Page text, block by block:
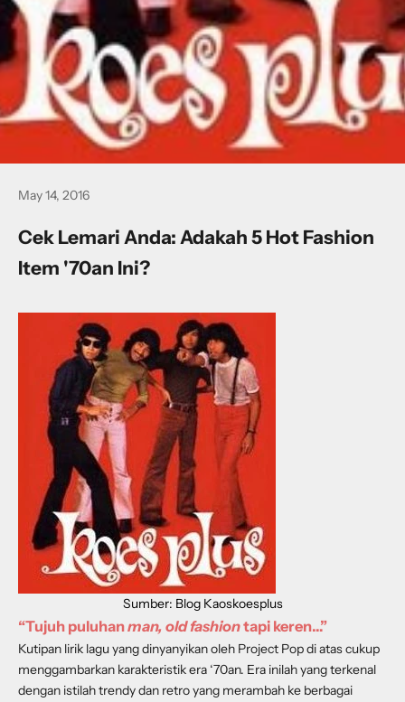
May 14, 2016
Cek Lemari Anda: Adakah 5 Hot Fashion
Item '70an Ini?
Sumber: Blog Kaoskoesplus
“Tujuh puluhanman, old fashiontapi keren…”
Kutipan lirik lagu yang dinyanyikan oleh Project Pop di atas cukup
menggambarkan karakteristik era ‘70an. Era inilah yang terkenal
dengan istilah trendy dan retro yang merambah ke berbagai